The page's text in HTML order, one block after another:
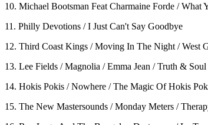
10. Michael Bootsman Feat Charmaine Forde /
11. Philly Devotions / I Just Can't Say Goodbye
12. Third Coast Kings / Moving In The Night / West
13. Lee Fields / Magnolia / Emma Jean / Truth & Soul
14. Hokis Pokis / Nowhere / The Magic Of Hokis
15. The New Mastersounds / Monday Meters /